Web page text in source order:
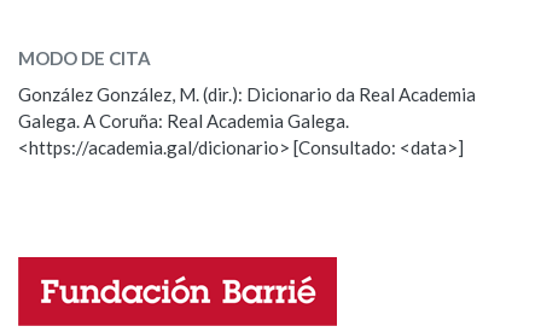
Marcas gramaticais
Pertence a
LIMPAR
ESCOLLE UNHA OPCIÓN:
Observación Hai un erro na palabra
Propoño mellorar a definición
Nome
MODO DE CITA
González González, M. (dir.): Dicionario da Real Academia
Galega. A Coruña: Real Academia Galega.
<https://academia.gal/dicionario> [Consultado: <data>]